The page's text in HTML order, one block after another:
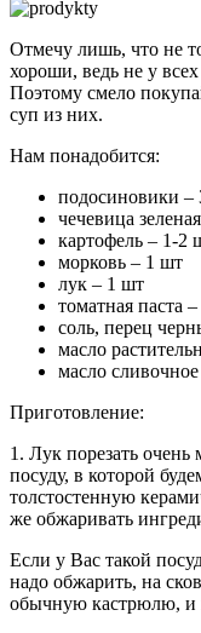
Отмечу лишь, что не
хороши, ведь не у всех
Поэтому смело
суп из них.
Нам понадобится:
подосиновики –
чечевица
картофель – 1-2
морковь – 1 шт
лук – 1 шт
томатная паста
соль, перец
масло
масло
Приготовление:
1. Лук порезать
посуду, в которой
толстостенную
же обжаривать
Если у Вас такой
надо обжарить, на
обычную кастрюлю, и